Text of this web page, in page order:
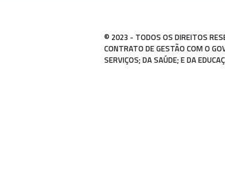
© 2023 - TODOS OS DIREITOS
CONTRATO DE GESTÃO COM O
SERVIÇOS; DA SAÚDE; E DA